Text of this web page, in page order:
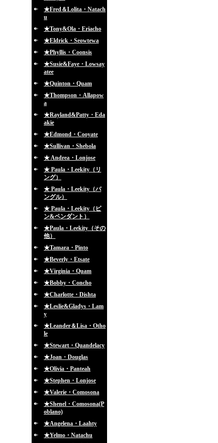
★Fred＆Lolita・Natach
u
★Tony&Ola・Eriacho
★Eldrick・Seowtewa
★Phyllis・Coonsis
★Susie&Faye・Lowsay
atee
★Quinton・Quam
★Thompson・Allapow
a
★Rayland&Patty・Eda
akie
★Edmond・Cooyate
★Sullivan・Shebola
★ Andrea・Lonjose
★ Paula・Leekity（リ
ング）
★ Paula・Leekity（バ
ングル）
★ Paula・Leekity（ピ
ン&ペンダント）
★Paula・Leekity（その
他）
★Tamara・Pinto
★Beverly・Etsate
★Virginia・Quam
★Bobby・Concho
★Charlotte・Dishta
★Leslie&Gladys・Lam
y
★Leander＆Lisa・Otho
le
★Stewart・Quandelacy
★Joan・Douglas
★Olivia・Panteah
★Stephen・Lonjose
★Valerie・Comosona
★Shenel・Comosona(P
oblano)
★Angelena・Laahty
★Yelmo・Natachu